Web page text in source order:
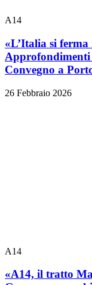
A14
«L’Italia si
Convegno a
26 Febbraio 2026
A14
«A14, il tratto